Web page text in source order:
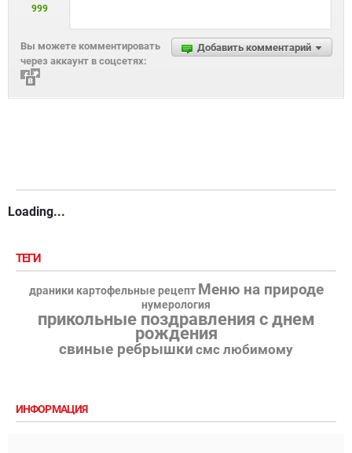
999
Добавить комментарий
Вы можете комментировать
через аккаунт в соцсетях:
Loading...
ТЕГИ
драники картофельные рецепт Меню на природе
нумерология
прикольные поздравления с днем
рождения
свиные ребрышки смс любимому
ИНФОРМАЦИЯ